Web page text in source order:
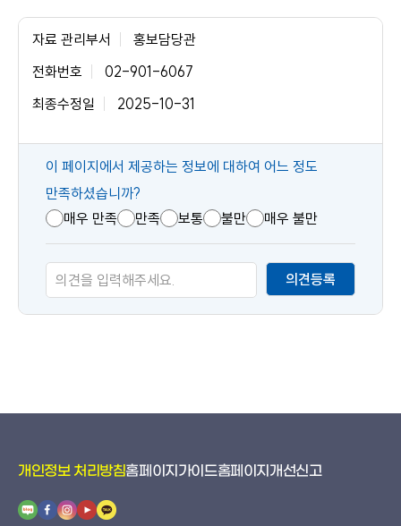
자료 관리부서
홍보담당관
전화번호
02-901-6067
최종수정일
2025-10-31
콘
텐
츠
만
족
도
이 페이지에서 제공하는 정보에 대하여 어느 정도
만족하셨습니까?
매우 만족
만족 보통 불만 매우 불만
의견등록
개인정보 처리방침홈페이지가이드홈페이지개선신고